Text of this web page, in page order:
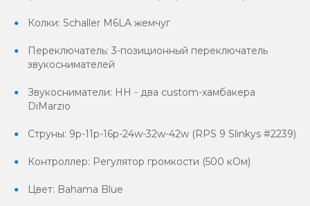
Колки: Schaller M6LA жемчуг
Переключатель: 3-позиционный переключатель
звукоснимателей
Звукосниматели: HH - два custom-хамбакера
DiMarzio
Струны: 9p-11p-16p-24w-32w-42w (RPS 9 Slinkys #2239)
Контроллер: Регулятор громкости (500 кОм)
Цвет: Bahama Blue